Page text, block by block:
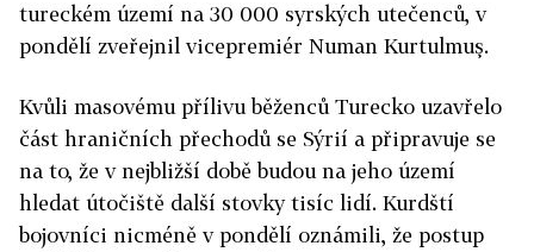
tureckém území na 30 000 syrských utečenců, v
pondělí zveřejnil vicepremiér Numan Kurtulmuş.
Kvůli masovému přílivu běženců Turecko uzavřelo
část hraničních přechodů se Sýrií a připravuje se
na to, že v nejbližší době budou na jeho území
hledat útočiště další stovky tisíc lidí. Kurdští
bojovníci nicméně v pondělí oznámili, že postup